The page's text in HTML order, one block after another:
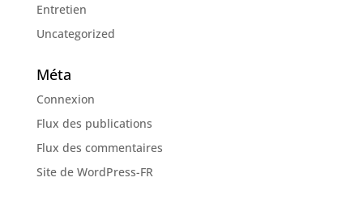
Entretien
Uncategorized
Méta
Connexion
Flux des publications
Flux des commentaires
Site de WordPress-FR